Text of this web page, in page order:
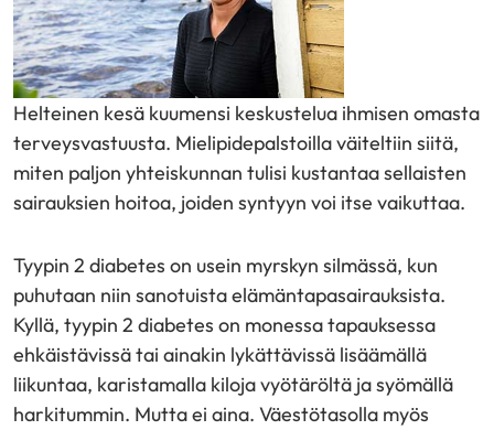
Helteinen kesä kuumensi keskustelua ihmisen omasta
terveysvastuusta. Mielipidepalstoilla väiteltiin siitä,
miten paljon yhteiskunnan tulisi kustantaa sellaisten
sairauksien hoitoa, joiden syntyyn voi itse vaikuttaa.
Tyypin 2 diabetes on usein myrskyn silmässä, kun
puhutaan niin sanotuista elämäntapasairauksista.
Kyllä, tyypin 2 diabetes on monessa tapauksessa
ehkäistävissä tai ainakin lykättävissä lisäämällä
liikuntaa, karistamalla kiloja vyötäröltä ja syömällä
harkitummin. Mutta ei aina. Väestötasolla myös